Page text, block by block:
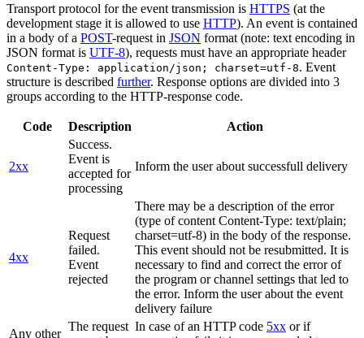
Transport protocol for the event transmission is HTTPS (at the
development stage it is allowed to use HTTP). An event is contained
in a body of a POST-request in JSON format (note: text encoding in
JSON format is UTF-8), requests must have an appropriate header
Content-Type: application/json; charset=utf-8. Event
structure is described further. Response options are divided into 3
groups according to the HTTP-response code.
Code Description Action
2xx
Success.
Event is
accepted for
processing
Inform the user about successfull delivery
4xx
Request
failed.
Event
rejected
There may be a description of the error
(type of content Content-Type: text/plain;
charset=utf-8) in the body of the response.
This event should not be resubmitted. It is
necessary to find and correct the error of
the program or channel settings that led to
the error. Inform the user about the event
delivery failure
Any other
The request In case of an HTTP code 5xx or if